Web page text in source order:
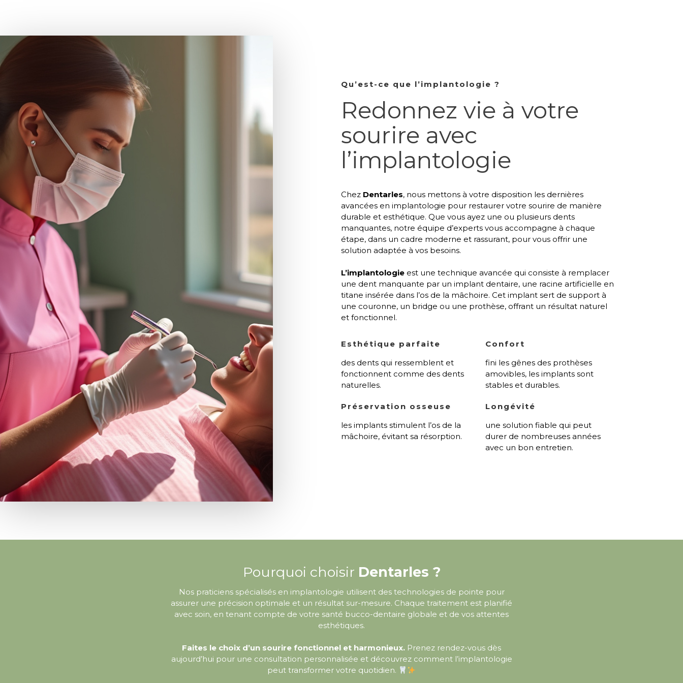
Qu’est-ce que l’implantologie ?
Redonnez vie à votre
sourire avec
l’implantologie
Chez Dentarles, nous mettons à votre disposition les dernières
avancées en implantologie pour restaurer votre sourire de manière
durable et esthétique. Que vous ayez une ou plusieurs dents
manquantes, notre équipe d’experts vous accompagne à chaque
étape, dans un cadre moderne et rassurant, pour vous offrir une
solution adaptée à vos besoins.
L’implantologie est une technique avancée qui consiste à remplacer
une dent manquante par un implant dentaire, une racine artificielle en
titane insérée dans l’os de la mâchoire. Cet implant sert de support à
une couronne, un bridge ou une prothèse, offrant un résultat naturel
et fonctionnel.
Esthétique parfaite
des dents qui ressemblent et
fonctionnent comme des dents
naturelles.
Préservation osseuse
les implants stimulent l’os de la
mâchoire, évitant sa résorption.
Confort
fini les gênes des prothèses
amovibles, les implants sont
stables et durables.
Longévité
une solution fiable qui peut
durer de nombreuses années
avec un bon entretien.
Pourquoi choisir Dentarles ?
Nos praticiens spécialisés en implantologie utilisent des technologies de pointe pour
assurer une précision optimale et un résultat sur-mesure. Chaque traitement est planifié
avec soin, en tenant compte de votre santé bucco-dentaire globale et de vos attentes
esthétiques.
Faites le choix d’un sourire fonctionnel et harmonieux. Prenez rendez-vous dès
aujourd’hui pour une consultation personnalisée et découvrez comment l’implantologie
peut transformer votre quotidien.